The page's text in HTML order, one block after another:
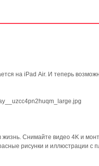
на iPad Air. И теперь
Снимайте видео 4K и
рисунки и иллюстрации с